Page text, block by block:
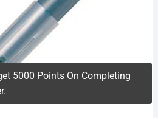
5000 Points On Completing